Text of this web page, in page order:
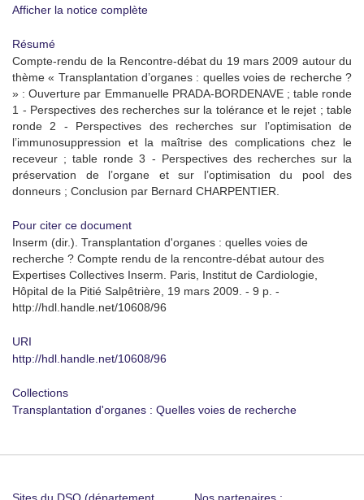
Afficher la notice complète
Résumé
Compte-rendu de la Rencontre-débat du 19 mars 2009 autour du
thème « Transplantation d’organes : quelles voies de recherche ?
» : Ouverture par Emmanuelle PRADA-BORDENAVE ; table ronde
1 - Perspectives des recherches sur la tolérance et le rejet ; table
ronde 2 - Perspectives des recherches sur l’optimisation de
l’immunosuppression et la maîtrise des complications chez le
receveur ; table ronde 3 - Perspectives des recherches sur la
préservation de l’organe et sur l’optimisation du pool des
donneurs ; Conclusion par Bernard CHARPENTIER.
Pour citer ce document
Inserm (dir.). Transplantation d'organes : quelles voies de
recherche ? Compte rendu de la rencontre-débat autour des
Expertises Collectives Inserm. Paris, Institut de Cardiologie,
Hôpital de la Pitié Salpêtrière, 19 mars 2009. - 9 p. -
http://hdl.handle.net/10608/96
URI
http://hdl.handle.net/10608/96
Collections
Transplantation d'organes : Quelles voies de recherche